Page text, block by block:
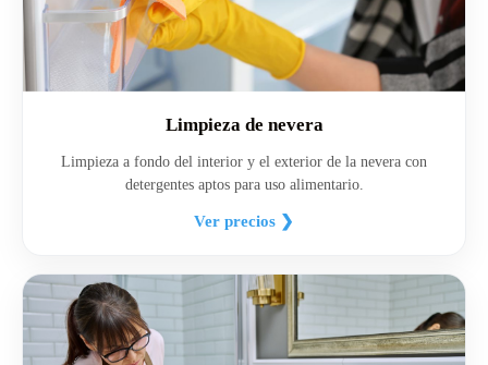
Limpieza de nevera
Limpieza a fondo del interior y el exterior de la nevera con
detergentes aptos para uso alimentario.
Ver precios ❯